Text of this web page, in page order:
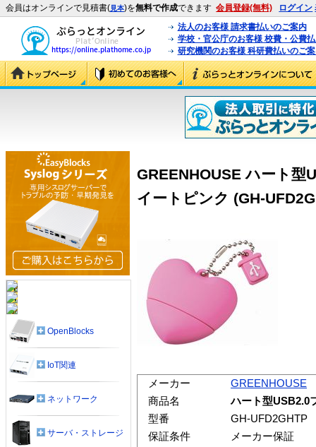
会員はオンラインで見積書(見本)を無料で作成できます 会員登録(無料) ログイン
法人のお客様 請求書払いのご案内
学校・官公庁のお客様 校費・公費
研究機関のお客様 科研費払いのご
GREENHOUSE ハート
イートピンク (GH-
メーカー
GREENHOUSE
商品名
ハート型USB2.0
型番
GH-UFD2GHTP
保証条件
メーカー保証
OpenBlocks
IoT関連
ネットワーク
サーバ・ストレージ